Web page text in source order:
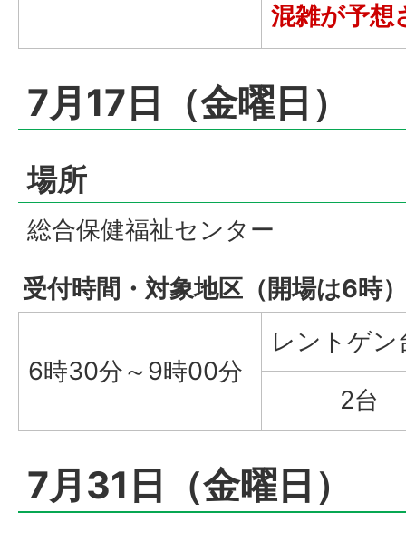
混雑が予想
7月17日（金曜日）
場所
総合保健福祉センター
受付時間・対象地区（開場は6時）
6時30分～9時00分
レントゲン
2台
7月31日（金曜日）